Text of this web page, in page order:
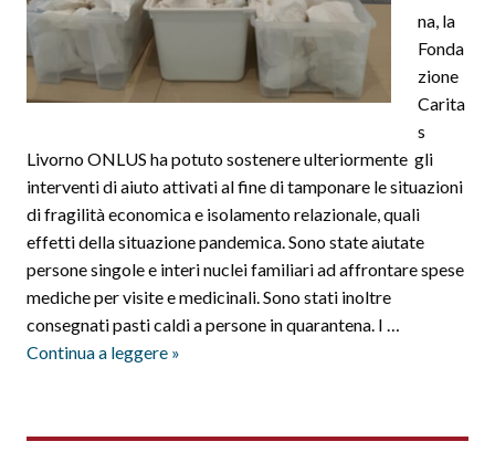
na, la
Fonda
zione
Carita
s
Livorno ONLUS ha potuto sostenere ulteriormente gli
interventi di aiuto attivati al fine di tamponare le situazioni
di fragilità economica e isolamento relazionale, quali
effetti della situazione pandemica. Sono state aiutate
persone singole e interi nuclei familiari ad affrontare spese
mediche per visite e medicinali. Sono stati inoltre
consegnati pasti caldi a persone in quarantena. I …
Continua a leggere Aiuti
»